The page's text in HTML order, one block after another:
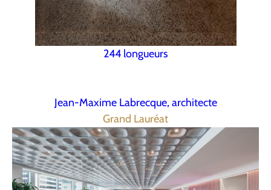
244 longueurs
Jean-Maxime Labrecque, architecte
Grand Lauréat